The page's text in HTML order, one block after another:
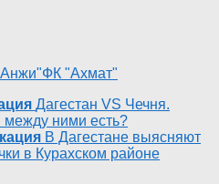
ФК "Ахмат"
Дагестан VS Чечня.
между ними есть?
В Дагестане выясняют
в Курахском районе